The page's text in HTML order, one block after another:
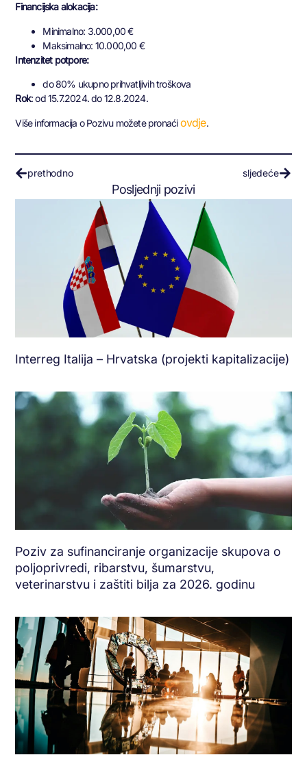
Financijska alokacija:
Minimalno: 3.000,00 €
Maksimalno: 10.000,00 €
Intenzitet potpore:
do 80% ukupno prihvatljivih troškova
Rok: od 15.7.2024. do 12.8.2024.
Više informacija o Pozivu možete pronaćiovdje.
prethodno sljedeće
Posljednji pozivi
Interreg Italija – Hrvatska (projekti kapitalizacije)
Poziv za sufinanciranje organizacije skupova o
poljoprivredi, ribarstvu, šumarstvu,
veterinarstvu i zaštiti bilja za 2026. godinu